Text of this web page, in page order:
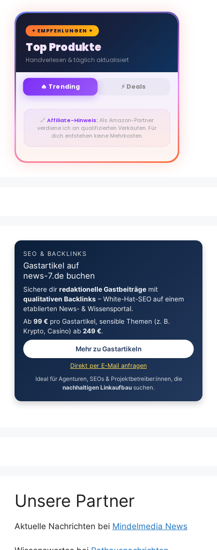
🛒
✦ EMPFEHLUNGEN ✦
Top Produkte
Handverlesen & täglich aktualisiert
🔥 Trending ⚡ Deals
🔗Affiliate-Hinweis:Als Amazon-Partner
verdiene ich an qualifizierten Verkäufen. Für
dich entstehen keine Mehrkosten.
SEO & BACKLINKS
Gastartikel auf
news-7.de buchen
Sichere dir redaktionelle Gastbeiträgemit
qualitativen Backlinks– White-Hat-SEO auf einem
etablierten News- & Wissensportal.
Ab 99 €pro Gastartikel, sensible Themen (z. B.
Krypto, Casino) ab 249 €.
Mehr zu Gastartikeln
Direkt per E-Mail anfragen
Ideal für Agenturen, SEOs & Projektbetreiber:innen, die
nachhaltigen Linkaufbau suchen.
Unsere Partner
Aktuelle Nachrichten bei Mindelmedia News